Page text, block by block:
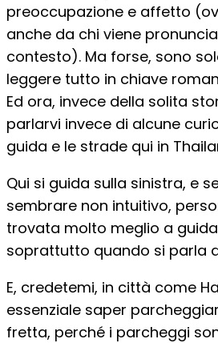
preoccupazione e affetto
anche da chi viene
contesto). Ma forse, sono
leggere tutto in chiave
Ed ora, invece della solita
parlarvi invece di alcune
guida e le strade qui in
Qui si guida sulla sinistra, e
sembrare non intuitivo,
trovata molto meglio a
soprattutto quando si parla
E, credetemi, in città come
essenziale saper
fretta, perché i parcheggi